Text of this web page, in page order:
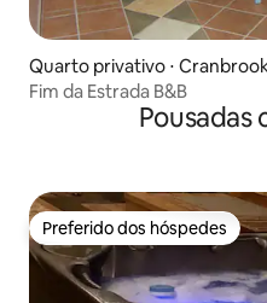
Quarto privativo ⋅
Fim da Estrada B&B
Pousadas
Preferido dos hóspedes
Preferido dos hóspedes